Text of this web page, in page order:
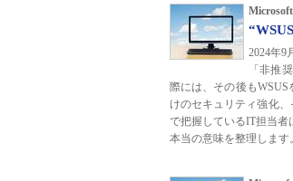
2024年9
「非推
際には、その後もWSUS
けのセキュリティ強化
で把握しているIT担当者
本当の意味を整理します。